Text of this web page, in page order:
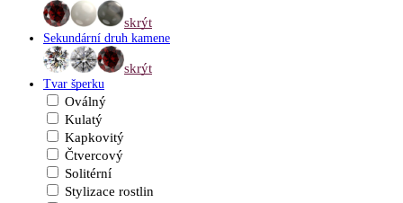
skrýt
Sekundární druh kamene
skrýt
Tvar šperku
Oválný
Kulatý
Kapkovitý
Čtvercový
Solitérní
Stylizace rostlin